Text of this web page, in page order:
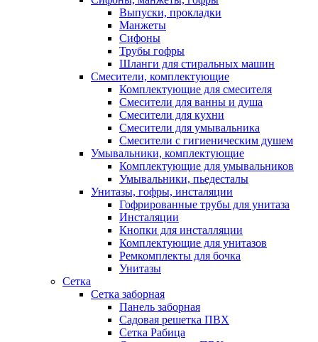
Выпуски, прокладки
Манжеты
Сифоны
Трубы гофры
Шланги для стиральных машин
Смесители, комплектующие
Комплектующие для смесителя
Смесители для ванны и душа
Смесители для кухни
Смесители для умывальника
Смесители с гигиеническим душем
Умывальники, комплектующие
Комплектующие для умывальников
Умывальники, пьедесталы
Унитазы, гофры, инсталяции
Гофрированные трубы для унитаза
Инсталяции
Кнопки для инсталляции
Комплектующие для унитазов
Ремкомплекты для бочка
Унитазы
Сетка
Сетка заборная
Панель заборная
Садовая решетка ПВХ
Сетка Рабица